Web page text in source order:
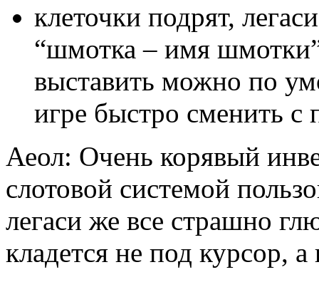
клеточки подрят,
“шмотка – имя
выставить можно по
игре быстро сменить
Аеол: Очень корявый
слотовой системой
легаси же все страшно
кладется не под курсор, а